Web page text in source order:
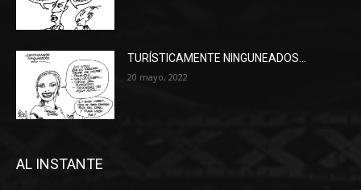
TURÍSTICAMENTE NINGUNEADOS…
20 mayo, 2022
AL INSTANTE